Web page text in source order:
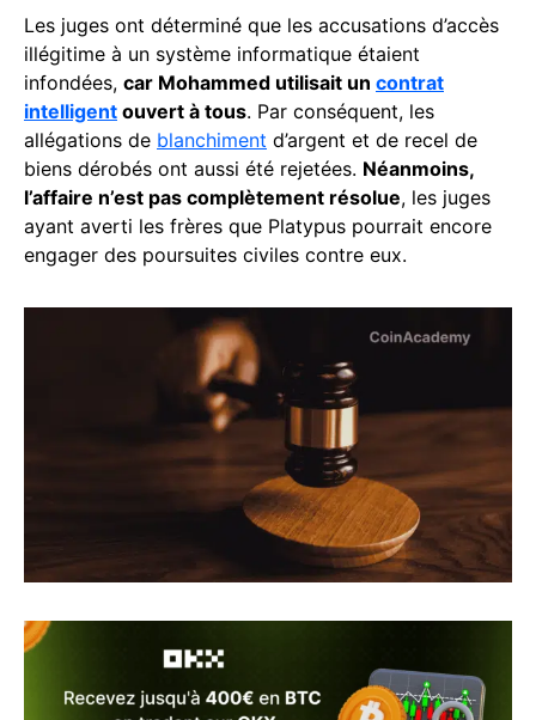
Les juges ont déterminé que les accusations d’accès
illégitime à un système informatique étaient
infondées, car Mohammed utilisait un contrat
intelligent ouvert à tous. Par conséquent, les
allégations de blanchiment d’argent et de recel de
biens dérobés ont aussi été rejetées. Néanmoins,
l’affaire n’est pas complètement résolue, les juges
ayant averti les frères que Platypus pourrait encore
engager des poursuites civiles contre eux.